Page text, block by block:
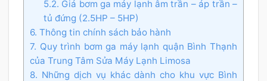
5.2. Giá bơm ga máy lạnh âm trần – áp trần –
tủ đứng (2.5HP – 5HP)
6. Thông tin chính sách bảo hành
7. Quy trình bơm ga máy lạnh quận Bình Thạnh
của Trung Tâm Sửa Máy Lạnh Limosa
8. Những dịch vụ khác dành cho khu vực Bình